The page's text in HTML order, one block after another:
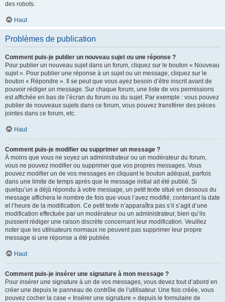
des robots.
Haut
Problèmes de publication
Comment puis-je publier un nouveau sujet ou une réponse ?
Pour publier un nouveau sujet dans un forum, cliquez sur le bouton « Nouveau
sujet ». Pour publier une réponse à un sujet ou un message, cliquez sur le
bouton « Répondre ». Il se peut que vous ayez besoin d’être inscrit avant de
pouvoir rédiger un message. Sur chaque forum, une liste de vos permissions
est affichée en bas de l’écran du forum ou du sujet. Par exemple : vous pouvez
publier de nouveaux sujets dans ce forum, vous pouvez transférer des pièces
jointes dans ce forum, etc.
Haut
Comment puis-je modifier ou supprimer un message ?
À moins que vous ne soyez un administrateur ou un modérateur du forum,
vous ne pouvez modifier ou supprimer que vos propres messages. Vous
pouvez modifier un de vos messages en cliquant le bouton adéquat, parfois
dans une limite de temps après que le message initial ait été publié. Si
quelqu’un a déjà répondu à votre message, un petit texte situé en dessous du
message affichera le nombre de fois que vous l’avez modifié, contenant la date
et l’heure de la modification. Ce petit texte n’apparaîtra pas s’il s’agit d’une
modification effectuée par un modérateur ou un administrateur, bien qu’ils
puissent rédiger une raison discrète concernant leur modification. Veuillez
noter que les utilisateurs normaux ne peuvent pas supprimer leur propre
message si une réponse a été publiée.
Haut
Comment puis-je insérer une signature à mon message ?
Pour insérer une signature à un de vos messages, vous devez tout d’abord en
créer une depuis le panneau de contrôle de l’utilisateur. Une fois créée, vous
pouvez cocher la case « Insérer une signature » depuis le formulaire de